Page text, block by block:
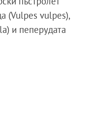
(Vulpes vulpes),
и пеперудата